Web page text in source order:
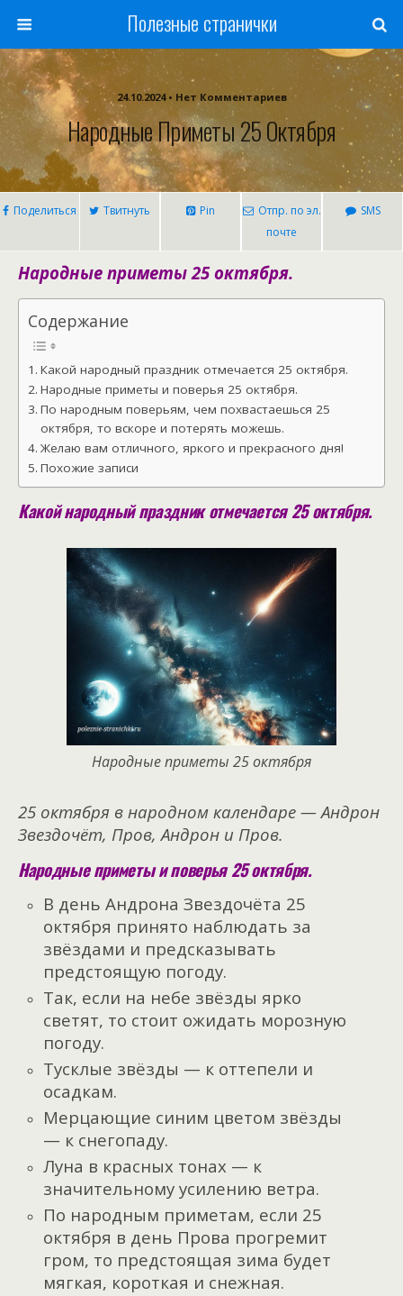
Полезные странички
24.10.2024 • Нет Комментариев
Народные Приметы 25 Октября
Поделиться Твитнуть Pin
Отпр. по эл.
почте
SMS
Народные приметы 25 октября.
Содержание
Какой народный праздник отмечается 25 октября.
Народные приметы и поверья 25 октября.
По народным поверьям, чем похвастаешься 25
октября, то вскоре и потерять можешь.
Желаю вам отличного, яркого и прекрасного дня!
Похожие записи
Какой народный праздник отмечается 25 октября.
Народные приметы 25 октября
25 октября в народном календаре — Андрон
Звездочёт, Пров, Андрон и Пров.
Народные приметы и поверья 25 октября.
В день Андрона Звездочёта 25
октября принято наблюдать за
звёздами и предсказывать
предстоящую погоду.
Так, если на небе звёзды ярко
светят, то стоит ожидать морозную
погоду.
Тусклые звёзды — к оттепели и
осадкам.
Мерцающие синим цветом звёзды
— к снегопаду.
Луна в красных тонах — к
значительному усилению ветра.
По народным приметам, если 25
октября в день Прова прогремит
гром, то предстоящая зима будет
мягкая, короткая и снежная.